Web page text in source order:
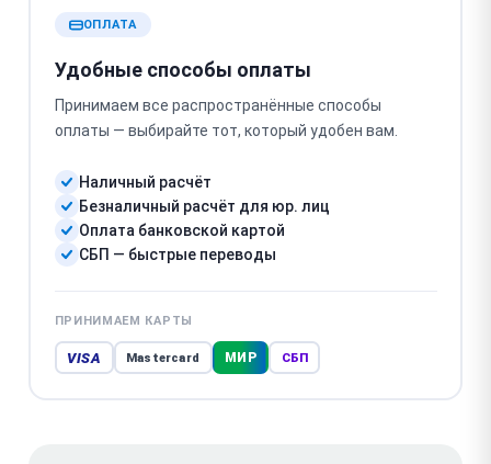
ОПЛАТА
Удобные способы оплаты
Принимаем все распространённые способы
оплаты — выбирайте тот, который удобен вам.
Наличный расчёт
Безналичный расчёт для юр. лиц
Оплата банковской картой
СБП — быстрые переводы
ПРИНИМАЕМ КАРТЫ
VISA Mastercard МИР СБП